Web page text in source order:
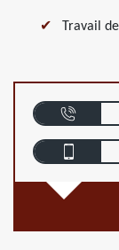
Travail